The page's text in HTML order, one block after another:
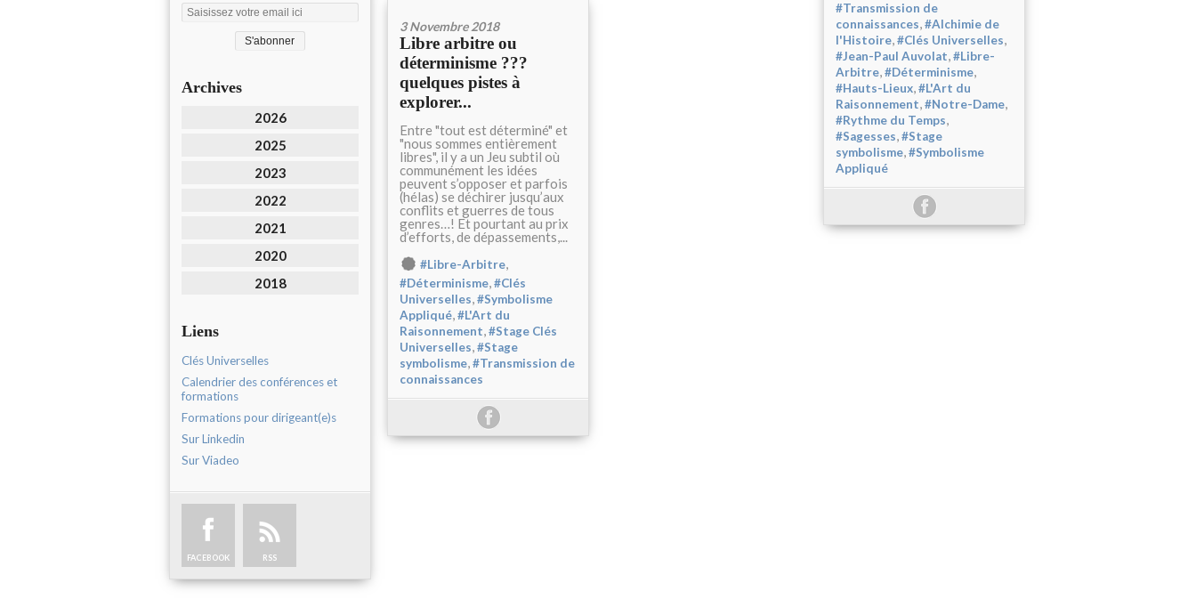
Archives
2026
2025
2023
2022
2021
2020
2018
Liens
Clés Universelles
Calendrier des conférences et
formations
Formations pour dirigeant(e)s
Sur Linkedin
Sur Viadeo
FACEBOOK RSS
#Transmission de
connaissances,#Alchimie de
l'Histoire,#Clés Universelles,
#Jean-Paul Auvolat,#Libre-
Arbitre,#Déterminisme,
#Hauts-Lieux,#L'Art du
Raisonnement,#Notre-Dame,
#Rythme du Temps,
#Sagesses,#Stage
symbolisme,#Symbolisme
Appliqué
3 Novembre 2018
Libre arbitre ou
déterminisme ???
quelques pistes à
explorer...
Entre "tout est déterminé" et
"nous sommes entièrement
libres", il y a un Jeu subtil où
communément les idées
peuvent s’opposer et parfois
(hélas) se déchirer jusqu’aux
conflits et guerres de tous
genres…! Et pourtant au prix
d’efforts, de dépassements,...
#Libre-Arbitre,
#Déterminisme,#Clés
Universelles,#Symbolisme
Appliqué,#L'Art du
Raisonnement,#Stage Clés
Universelles,#Stage
symbolisme,#Transmission de
connaissances